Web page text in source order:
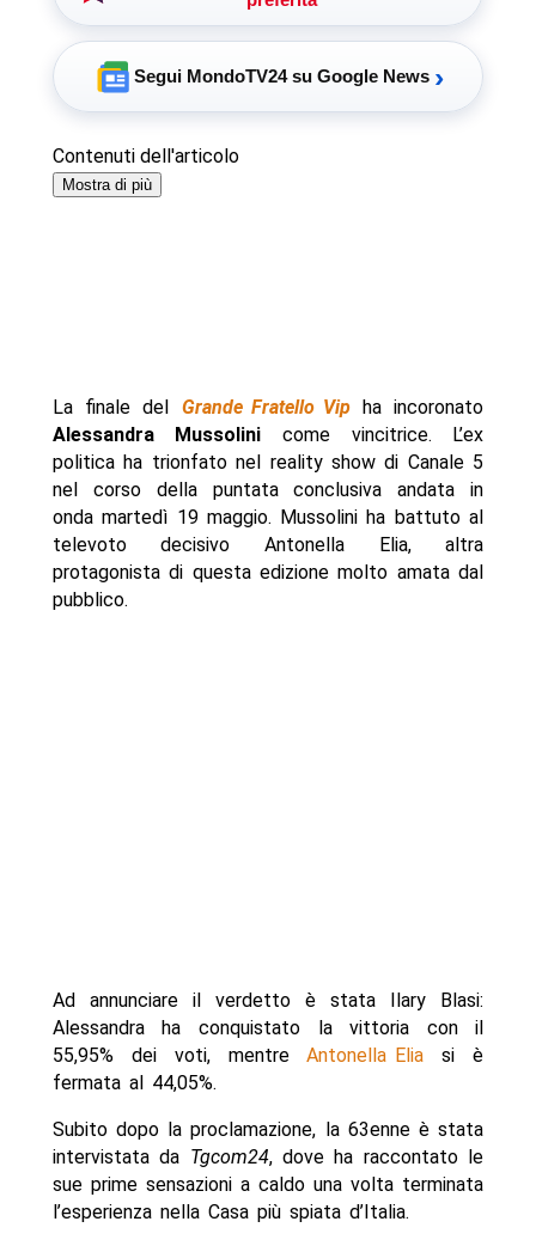
Segui MondoTV24 su Google News ›
Contenuti dell'articolo
Mostra di più
La finale del Grande Fratello Vipha incoronato
Alessandra Mussolini come vincitrice. L’ex
politica ha trionfato nel reality show di Canale 5
nel corso della puntata conclusiva andata in
onda martedì 19 maggio. Mussolini ha battuto al
televoto decisivo Antonella Elia, altra
protagonista di questa edizione molto amata dal
pubblico.
Ad annunciare il verdetto è stata Ilary Blasi:
Alessandra ha conquistato la vittoria con il
55,95% dei voti, mentreAntonella Elia si è
fermata al 44,05%.
Subito dopo la proclamazione, la 63enne è stata
intervistata da Tgcom24, dove ha raccontato le
sue prime sensazioni a caldo una volta terminata
l’esperienza nella Casa più spiata d’Italia.